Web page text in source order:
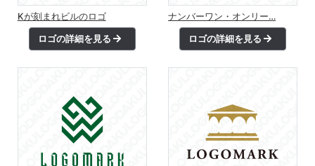
Kが刻まれビルのロゴ
ロゴの詳細を見る
ナンバーワン・オンリー…
ロゴの詳細を見る